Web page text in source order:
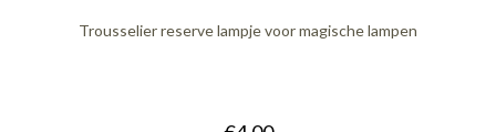
Trousselier reserve lampje voor magische lampen